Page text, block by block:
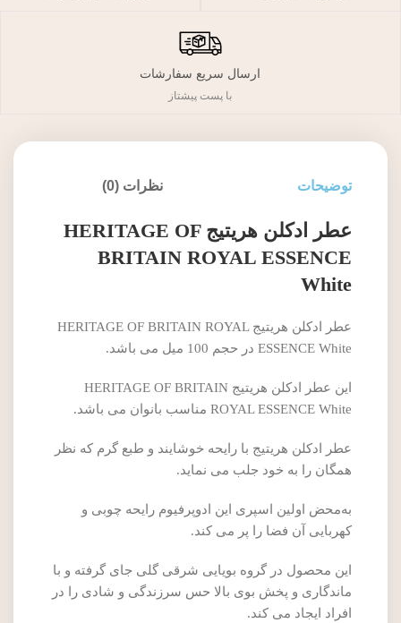
ارسال سریع سفارشات
با پست پیشتاز
توضیحات نظرات (0)
عطر ادکلن هریتیج HERITAGE OF
BRITAIN ROYAL ESSENCE
White
عطر ادکلن هریتیج HERITAGE OF BRITAIN ROYAL
ESSENCE White در حجم 100 میل می باشد.
این عطر ادکلن هریتیج HERITAGE OF BRITAIN
ROYAL ESSENCE White مناسب بانوان می باشد.
عطر ادکلن هریتیج با رایحه خوشایند و طبع گرم که نظر
همگان را به خود جلب می نماید.
به‌محض اولین اسپری این ادوپرفیوم رایحه چوبی و
کهربایی آن فضا را پر می کند.
این محصول در گروه بویایی شرقی گلی جای گرفته و با
ماندگاری و پخش بوی بالا حس سرزندگی و شادی را در
افراد ایجاد می کند.